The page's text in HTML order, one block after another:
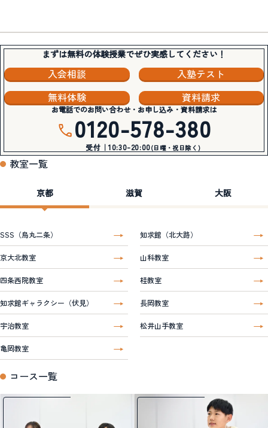
まずは無料の体験授業でぜひ実感してください！
入会相談
入塾テスト
無料体験
資料請求
お電話でのお問い合わせ・お申し込み・資料請求は
0120-578-380
受付｜10:30-20:00(日曜・祝日除く)
教室一覧
京都 滋賀 大阪
SSS（烏丸二条） 知求館（北大路）
京大北教室 山科教室
四条西院教室 桂教室
知求館ギャラクシー（伏見） 長岡教室
宇治教室 松井山手教室
亀岡教室
コース一覧